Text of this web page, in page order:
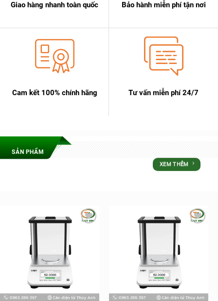
Giao hàng nhanh toàn quốc Bảo hành miễn phí tận nơi
Cam kết 100% chính hãng Tư vấn miễn phí 24/7
SẢN PHẨM
XEM THÊM